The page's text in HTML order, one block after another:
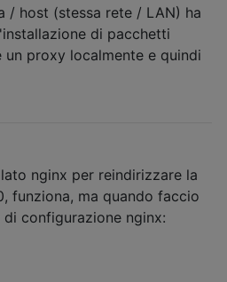
/ host (stessa rete / LAN) ha
di pacchetti
proxy localmente e quindi
nginx per reindirizzare la
funziona, ma quando faccio
configurazione nginx: